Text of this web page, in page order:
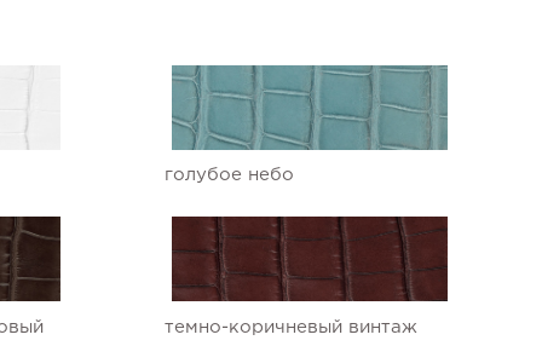
голубое небо
темно-коричневый винтаж